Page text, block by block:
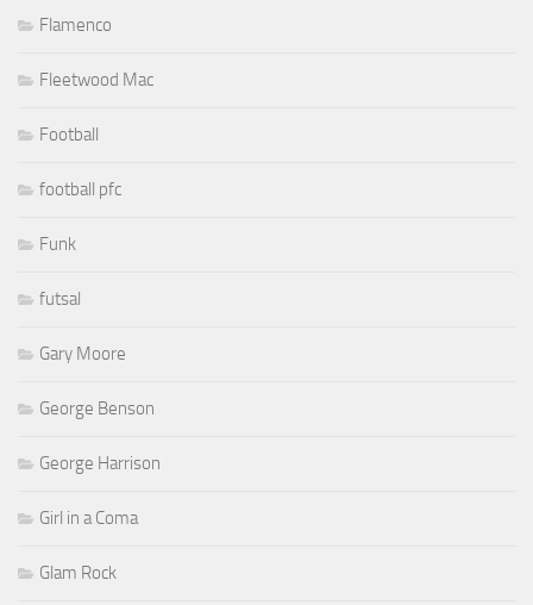
Flamenco
Fleetwood Mac
Football
football pfc
Funk
futsal
Gary Moore
George Benson
George Harrison
Girl in a Coma
Glam Rock